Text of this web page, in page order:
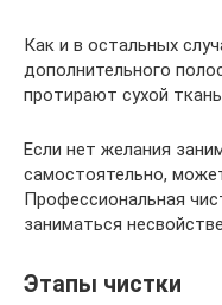
Как и в остальных
дополнительного
протирают сухой
Если нет желания
самостоятельно,
Профессиональная
заниматься
Этапы чистки